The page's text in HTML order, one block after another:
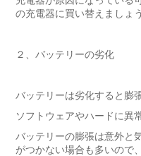
の充電器に買い替えましょう
２、バッテリーの劣化
バッテリーは劣化すると膨
ソフトウェアやハードに異
バッテリーの膨張は意外と
がつかない場合も多いので、